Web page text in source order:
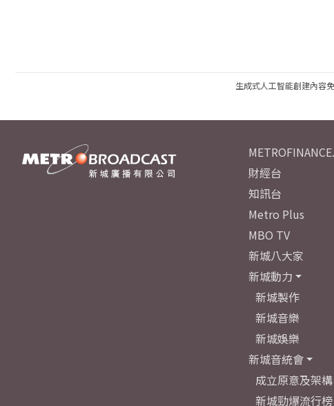
生成式人工智能創建內容
財經台
知訊台
Metro Plus
MBO TV
新城八大家
新城動力
新城製作
新城音樂
新城娛樂
新城音統會
成立原意及架構
新城勁爆流行